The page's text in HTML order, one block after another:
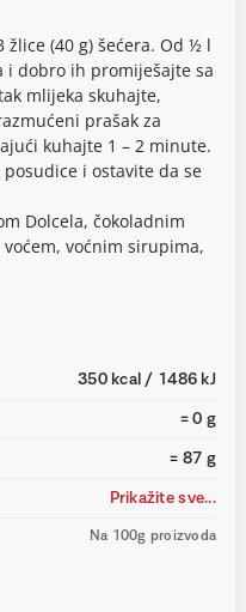
(40 g) šećera. Od ½ l
i dobro ih promiješajte sa
mlijeka skuhajte,
prašak za
kuhajte 1 – 2 minute.
i ostavite da se
Dolcela, čokoladnim
voćnim sirupima,
350 kcal / 1486 kJ
= 0 g
= 87 g
Prikažite sve...
Na 100g proizvoda